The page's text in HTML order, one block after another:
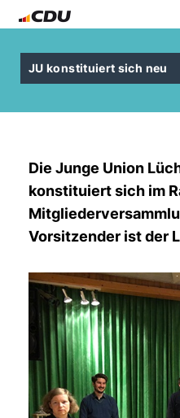
JU konstituiert sich neu
Die Junge Union
konstituiert sich im
Vorsitzender ist der